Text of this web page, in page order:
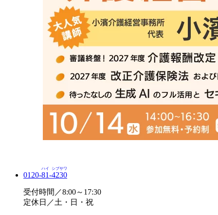
0120-81
ハイ
-4230
シブサワ
受付時間／8:00～17:30
定休日／土・日・祝